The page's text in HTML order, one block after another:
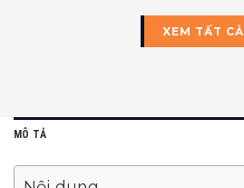
XEM TẤT CẢ
MÔ TẢ